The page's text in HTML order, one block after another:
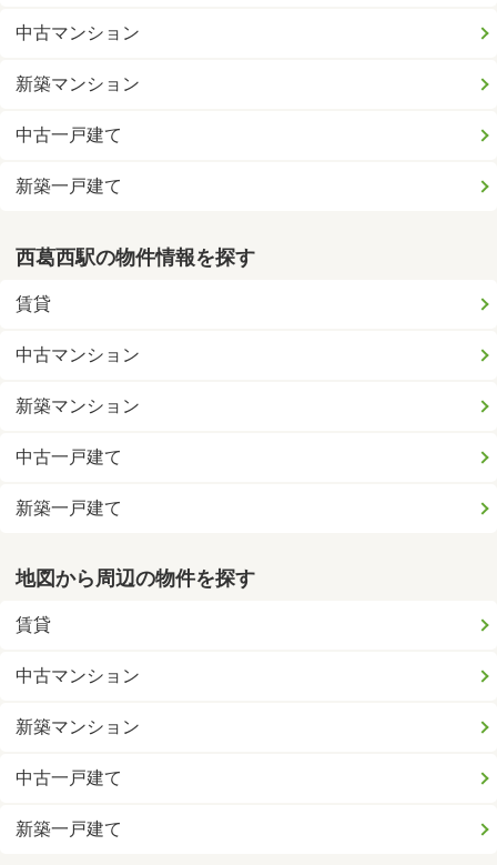
中古マンション
新築マンション
中古一戸建て
新築一戸建て
西葛西駅の物件情報を探す
賃貸
中古マンション
新築マンション
中古一戸建て
新築一戸建て
地図から周辺の物件を探す
賃貸
中古マンション
新築マンション
中古一戸建て
新築一戸建て